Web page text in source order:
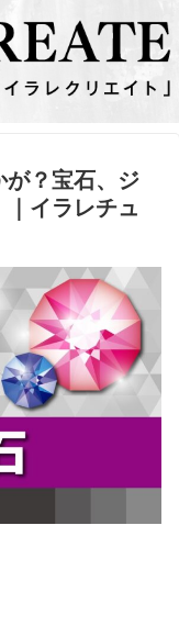
？宝石、ジ
イラレチュ